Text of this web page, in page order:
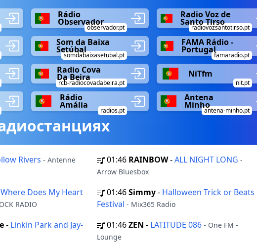
Rádio
Observador
observador.pt
Radio Voz de
Santo Tirso
radiovozsantotirso.pt
Som da Baixa
Setúbal
somdabaixasetubal.pt
FAMA Rádio -
Portugal
famaradio.pt
Radio Cova
Da Beira
rcb-radiocovadabeira.pt
NiTfm
nit.pt
Rádio
Amália
radios.pt
Antena
Minho
antena-minho.pt
Rivers - Antenne
01:46 RAINBOW-ALL NIGHT LONG -
Arrow Bluesbox
Where Does My Heart
RADIO
01:46Simmy- Halloween Trick or Beats
Festival - Mix365 Radio
- Linkin Park and Jay-
01:46ZEN - LATITUDE 086 - One FM -
Lounge